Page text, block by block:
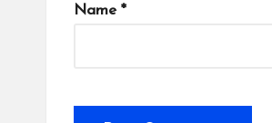
Name *